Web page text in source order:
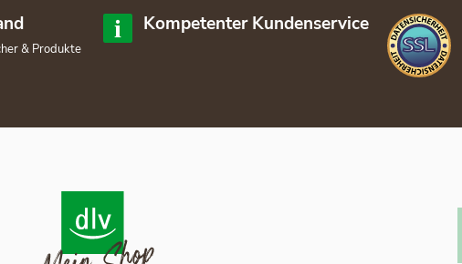
& Produkte
Kompetenter Kundenservice